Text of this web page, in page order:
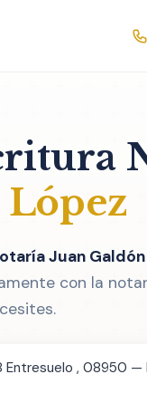
López
Juan
con la
Entresuelo , 08950